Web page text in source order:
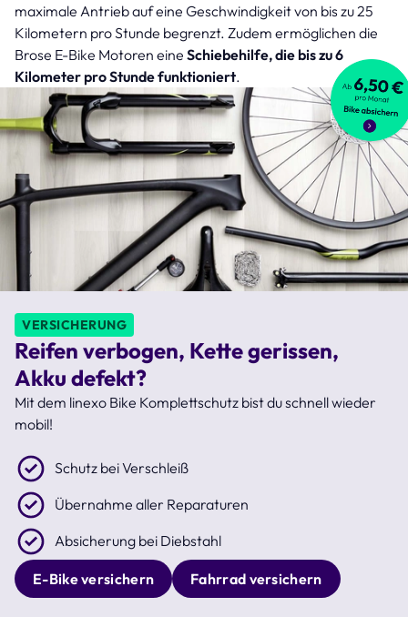
maximale Antrieb auf eine Geschwindigkeit von bis zu 25
Kilometern pro Stunde begrenzt. Zudem ermöglichen die
Brose E-Bike Motoren eine Schiebehilfe, die bis zu 6
Kilometer pro Stunde funktioniert.
VERSICHERUNG
Reifen verbogen, Kette gerissen,
Akku defekt?
Mit dem linexo Bike Komplettschutz bist du schnell wieder
mobil!
Schutz bei Verschleiß
Übernahme aller Reparaturen
Absicherung bei Diebstahl
E-Bike versichern Fahrrad versichern